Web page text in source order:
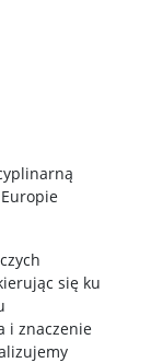
się ku
i znaczenie